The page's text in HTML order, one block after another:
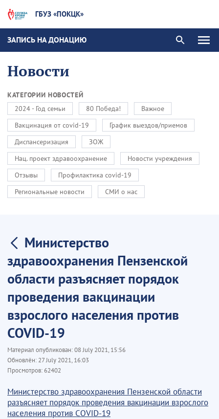
ГБУЗ «ПОКЦК»
ЗАПИСЬ НА ДОНАЦИЮ
Новости
КАТЕГОРИИ НОВОСТЕЙ
2024 - Год семьи
80 Победа!
Важное
Вакцинация от covid-19
График выездов/приемов
Диспансеризация
ЗОЖ
Нац. проект здравоохранение
Новости учреждения
Отзывы
Профилактика covid-19
Региональные новости
СМИ о нас
Министерство
здравоохранения Пензенской
области разъясняет порядок
проведения вакцинации
взрослого населения против
COVID-19
Материал опубликован:08 July 2021, 15:56
Обновлён: 27 July 2021, 16:03
Просмотров:62402
Министерство здравоохранения Пензенской области
разъясняет порядок проведения вакцинации взрослого
населения против COVID-19